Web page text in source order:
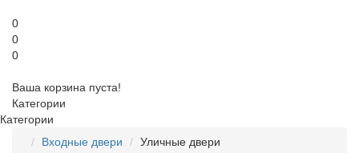
0
0
0
Ваша корзина пуста!
Категории
Категории
Входные двери
Уличные двери